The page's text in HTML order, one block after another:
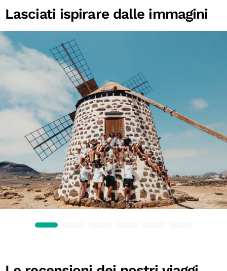
Lasciati ispirare dalle immagini